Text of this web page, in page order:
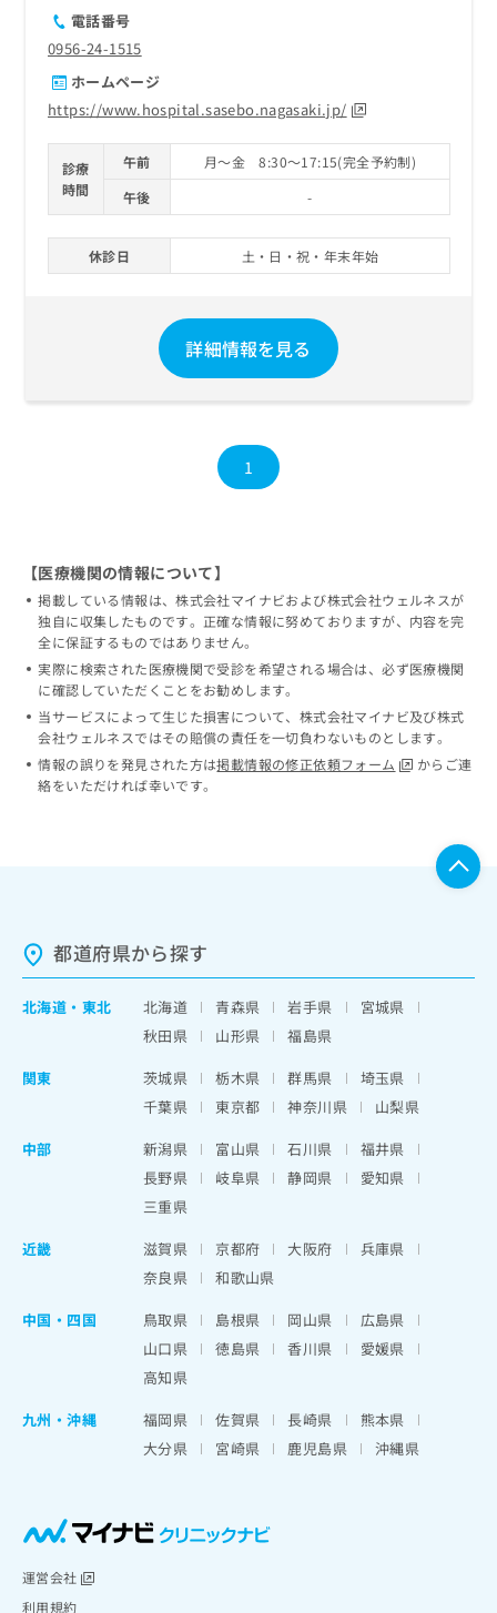
電話番号
0956-24-1515
ホームページ
https://www.hospital.sasebo.nagasaki.jp/
診療
時間
午前
月～金 8:30～17:15(完全予約制)
午後
-
休診日 土・日・祝・年末年始
詳細情報を見る
1
【医療機関の情報について】
掲載している情報は、株式会社マイナビおよび株式会社ウェルネスが
独自に収集したものです。正確な情報に努めておりますが、内容を完
全に保証するものではありません。
実際に検索された医療機関で受診を希望される場合は、必ず医療機関
に確認していただくことをお勧めします。
当サービスによって生じた損害について、株式会社マイナビ及び株式
会社ウェルネスではその賠償の責任を一切負わないものとします。
情報の誤りを発見された方は掲載情報の修正依頼フォーム
からご連
絡をいただければ幸いです。
都道府県から探す
北海道 ・ 東北 北海道 青森県 岩手県
宮城県
秋田県
山形県
福島県
関東
茨城県 栃木県 群馬県
埼玉県
千葉県
東京都 神奈川県
山梨県
中部
新潟県 富山県 石川県
福井県
長野県
岐阜県 静岡県
愛知県
三重県
近畿
滋賀県 京都府 大阪府
兵庫県
奈良県
和歌山県
中国・四国
鳥取県 島根県 岡山県
広島県
山口県
徳島県 香川県
愛媛県
高知県
九州・沖縄
福岡県 佐賀県 長崎県
熊本県
大分県
宮崎県 鹿児島県 沖縄県
運営会社
利用規約